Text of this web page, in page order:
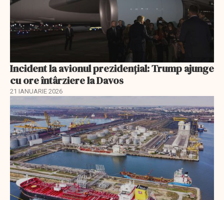
Incident la avionul prezidențial: Trump ajunge
cu ore întârziere la Davos
21 IANUARIE 2026
EXCLUSIV